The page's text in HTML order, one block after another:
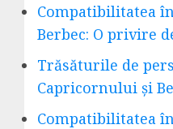
Compatibilitatea
Berbec: O privire
Trăsăturile de
Capricornului și
Compatibilitatea